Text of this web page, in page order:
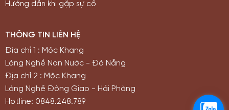
Hướng dẫn khi gặp sự cố
THÔNG TIN LIÊN HỆ
Địa chỉ 1 : Mộc Khang
Làng Nghề Non Nước - Đà Nẵng
Địa chỉ 2 : Mộc Khang
Làng Nghề Đông Giao - Hải Phòng
Hotline: 0848.248.789